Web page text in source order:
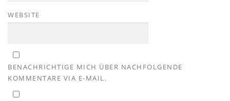
WEBSITE
BENACHRICHTIGE MICH ÜBER NACHFOLGENDE
KOMMENTARE VIA E-MAIL.